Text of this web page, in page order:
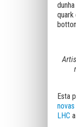
quark
Esta
LHC a